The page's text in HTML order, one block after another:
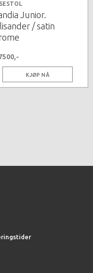
Junior.
/ satin
KJØP NÅ